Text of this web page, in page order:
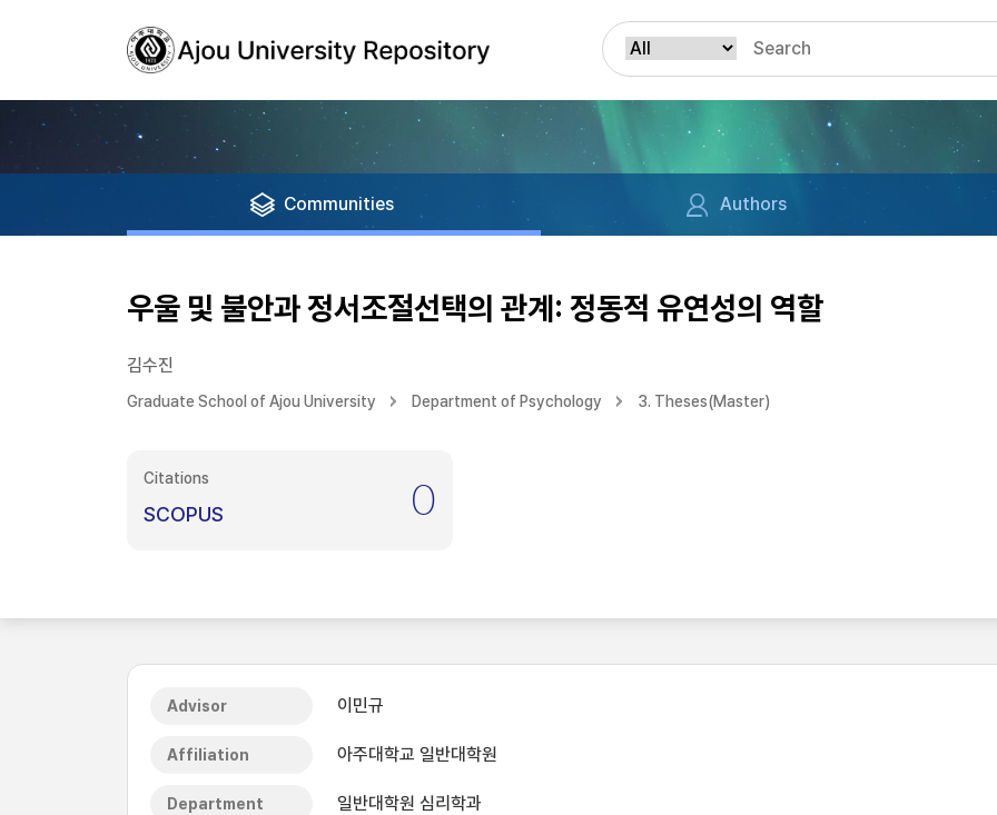
Communities Authors
우울 및 불안과 정서조절선택의 관계: 정동적 유연성의 역할
김수진
Graduate School of Ajou University Department of Psychology 3. Theses(Master)
Citations
SCOPUS 0
Advisor 이민규
Affiliation 아주대학교 일반대학원
Department 일반대학원 심리학과